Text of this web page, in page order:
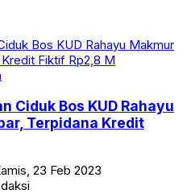
Ciduk Bos KUD Rahayu
Terpidana Kredit
23 Feb 2023